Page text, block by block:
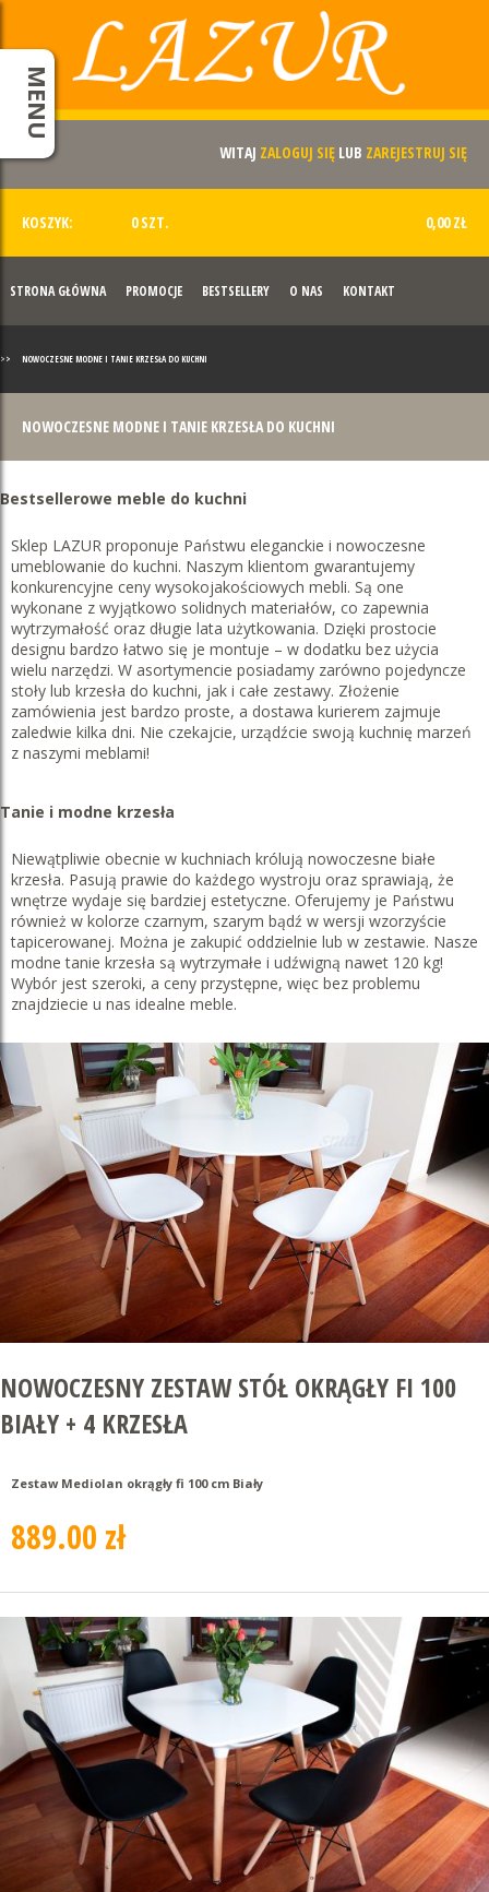
WITAJ ZALOGUJ SIĘ LUB ZAREJESTRUJ SIĘ
KOSZYK: 0 SZT. 0,00 ZŁ
STRONA GŁÓWNA PROMOCJE BESTSELLERY O NAS KONTAKT
MENU
>> NOWOCZESNE MODNE I TANIE KRZESŁA DO KUCHNI
NOWOCZESNE MODNE I TANIE KRZESŁA DO KUCHNI
Bestsellerowe meble do kuchni
Sklep LAZUR proponuje Państwu eleganckie i nowoczesne
umeblowanie do kuchni. Naszym klientom gwarantujemy
konkurencyjne ceny wysokojakościowych mebli. Są one
wykonane z wyjątkowo solidnych materiałów, co zapewnia
wytrzymałość oraz długie lata użytkowania. Dzięki prostocie
designu bardzo łatwo się je montuje – w dodatku bez użycia
wielu narzędzi. W asortymencie posiadamy zarówno pojedyncze
stoły lub krzesła do kuchni, jak i całe zestawy. Złożenie
zamówienia jest bardzo proste, a dostawa kurierem zajmuje
zaledwie kilka dni. Nie czekajcie, urządźcie swoją kuchnię marzeń
z naszymi meblami!
Tanie i modne krzesła
Niewątpliwie obecnie w kuchniach królują nowoczesne białe
krzesła. Pasują prawie do każdego wystroju oraz sprawiają, że
wnętrze wydaje się bardziej estetyczne. Oferujemy je Państwu
również w kolorze czarnym, szarym bądź w wersji wzorzyście
tapicerowanej. Można je zakupić oddzielnie lub w zestawie. Nasze
modne tanie krzesła są wytrzymałe i udźwigną nawet 120 kg!
Wybór jest szeroki, a ceny przystępne, więc bez problemu
znajdziecie u nas idealne meble.
NOWOCZESNY ZESTAW STÓŁ OKRĄGŁY FI 100
BIAŁY + 4 KRZESŁA
Zestaw Mediolan okrągły fi 100 cm Biały
889.00 zł